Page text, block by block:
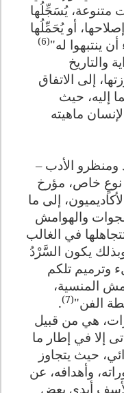
متنوعة، يُسَجِّلُها
أو يُحَمِّلُها
ينتبهوا له"(6)
والتاريخ
إلى الاتفاق
إليه، حيث
ماهيته
ومنظرو الأدب –
نوعٍ خاص، مؤرخ
إلى ما
والهوامش
في الغالب
وبذلك يكون السَّرْدُ
وترميم تلكم
المنسية،
الفن"(7)
.
هي من قبيل
إلا في إطار ما
حيث يتجاوز
وأهدافه، عن
أبدى بعض